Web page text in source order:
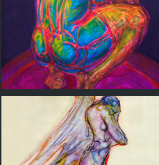
Leyendo en diario en un
bar